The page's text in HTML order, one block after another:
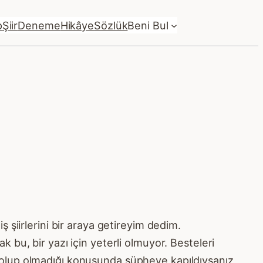
ŞiirDenemeHikâyeSözlükBeni Bul
şiirlerini bir araya getireyim dedim.
bu, bir yazı için yeterli olmuyor. Besteleri
olmadığı konusunda şüpheye kapıldıysanız